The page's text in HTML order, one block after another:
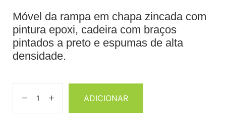
Móvel da rampa em chapa zincada com
pintura epoxi, cadeira com braços
pintados a preto e espumas de alta
densidade.
ADICIONAR